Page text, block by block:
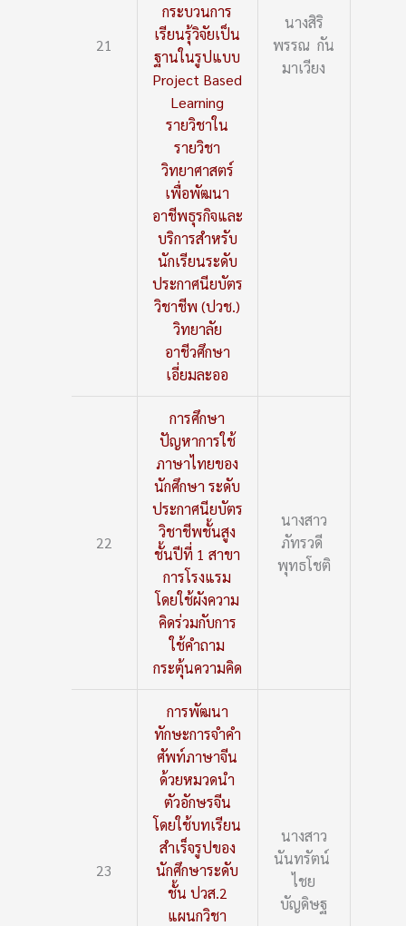
21
กระบวนการ
เรียนรุ้วิจัยเป็น
ฐานในรูปแบบ
Project Based
Learning
รายวิชาใน
รายวิชา
วิทยาศาสตร์
เพื่อพัฒนา
อาชีพธุรกิจและ
บริการสำหรับ
นักเรียนระดับ
ประกาศนียบัตร
วิชาชีพ (ปวช.)
วิทยาลัย
อาชีวศึกษา
เอี่ยมละออ
นางสิริ
พรรณ กัน
มาเวียง
22
การศึกษา
ปัญหาการใช้
ภาษาไทยของ
นักศึกษา ระดับ
ประกาศนียบัตร
วิชาชีพชั้นสูง
ชั้นปีที่ 1 สาขา
การโรงแรม
โดยใช้ผังความ
คิดร่วมกับการ
ใช้คำถาม
กระตุ้นความคิด
นางสาว
ภัทรวดี
พุทธโชติ
23
การพัฒนา
ทักษะการจำคำ
ศัพท์ภาษาจีน
ด้วยหมวดนำ
ตัวอักษรจีน
โดยใช้บทเรียน
สำเร็จรูปของ
นักศึกษาระดับ
ชั้น ปวส.2
แผนกวิชา
นางสาว
นันทรัตน์
ไชย
บัญดิษฐ